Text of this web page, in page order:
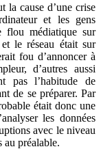
la cause d’une crise
et les gens
flou médiatique sur
le réseau était sur
fou d’annoncer à
d’autres aussi
pas l’habitude de
de se préparer. Par
était donc une
les données
avec le niveau
au préalable.